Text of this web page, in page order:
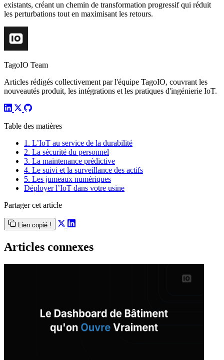
existants, créant un chemin de transformation progressif qui réduit
les perturbations tout en maximisant les retours.
TagoIO Team
Articles rédigés collectivement par l'équipe TagoIO, couvrant les
nouveautés produit, les intégrations et les pratiques d'ingénierie IoT.
Table des matières
1. L’IoT au service de la durabilité
2. La sécurité du personnel
3. La maintenance prédictive
4. Le suivi et la surveillance des actifs
5. Les jumeaux numériques
Déployer l’IoT dans votre usine
Partager cet article
Lien copié !
Articles connexes